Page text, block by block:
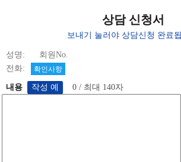
상담 신청서
보내기 눌러야 상담신청 완료
성명: 회원No.
전화:
확인사항
내용 0 / 최대 140자